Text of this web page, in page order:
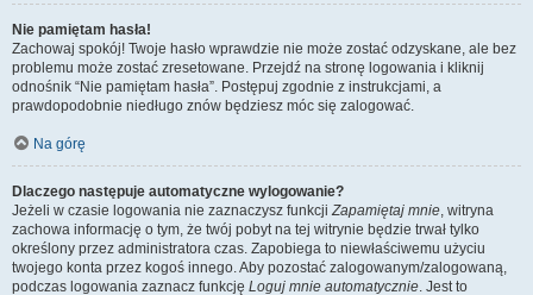
Nie pamiętam hasła!
Zachowaj spokój! Twoje hasło wprawdzie nie może zostać odzyskane, ale bez
problemu może zostać zresetowane. Przejdź na stronę logowania i kliknij
odnośnik “Nie pamiętam hasła”. Postępuj zgodnie z instrukcjami, a
prawdopodobnie niedługo znów będziesz móc się zalogować.
Na górę
Dlaczego następuje automatyczne wylogowanie?
Jeżeli w czasie logowania nie zaznaczysz funkcjiZapamiętaj mnie, witryna
zachowa informację o tym, że twój pobyt na tej witrynie będzie trwał tylko
określony przez administratora czas. Zapobiega to niewłaściwemu użyciu
twojego konta przez kogoś innego. Aby pozostać zalogowanym/zalogowaną,
podczas logowania zaznacz funkcję Loguj mnie automatycznie. Jest to